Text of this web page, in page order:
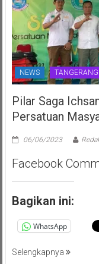
NEWS
Pilar Saga
Persatuan
06/06/2023
Facebook
Bagikan ini:
WhatsApp
Selengkapnya